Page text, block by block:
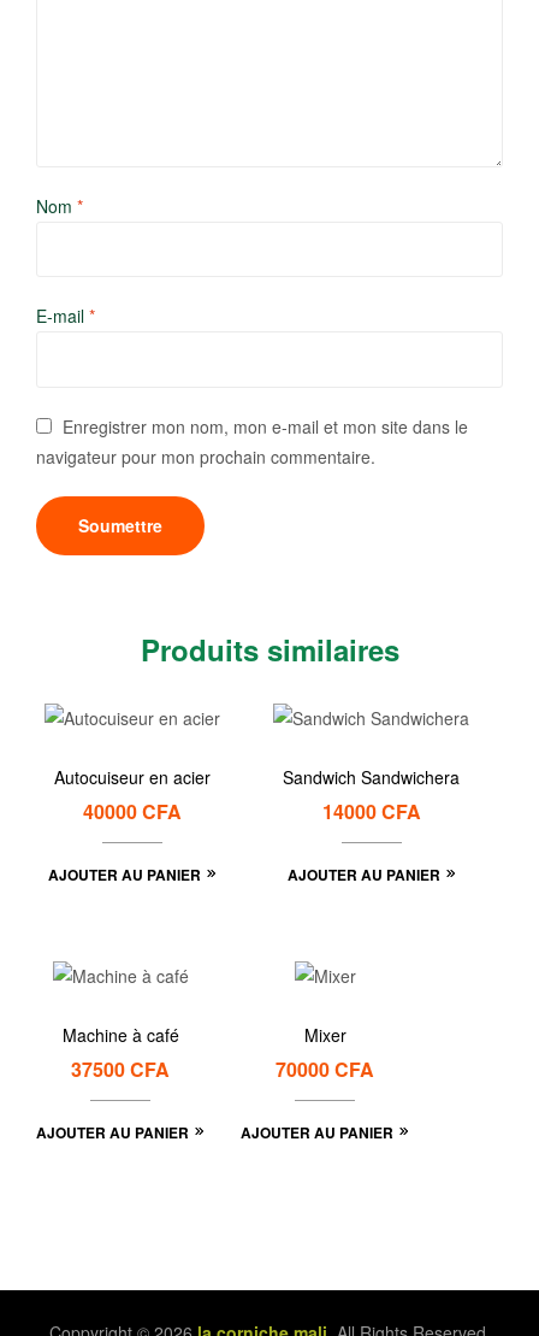
Nom *
E-mail *
Enregistrer mon nom, mon e-mail et mon site dans le
navigateur pour mon prochain commentaire.
Produits similaires
Autocuiseur en acier
40000CFA
AJOUTER AU PANIER
Sandwich Sandwichera
14000CFA
AJOUTER AU PANIER
Machine à café
37500CFA
AJOUTER AU PANIER
Mixer
70000CFA
AJOUTER AU PANIER